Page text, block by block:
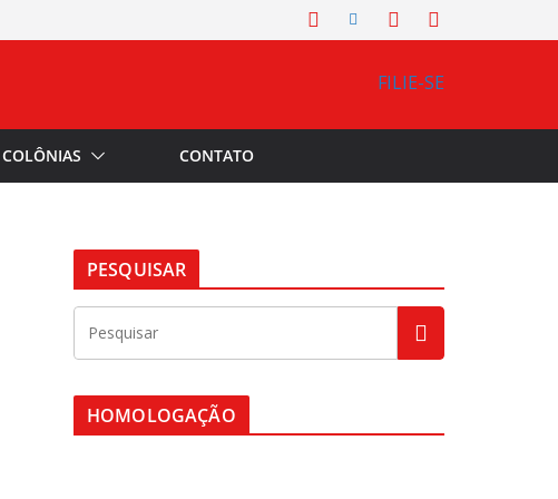
FILIE-SE
COLÔNIAS CONTATO
PESQUISAR
HOMOLOGAÇÃO